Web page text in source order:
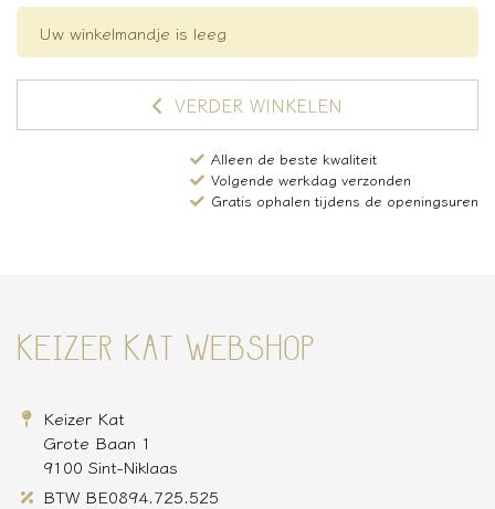
Uw winkelmandje is leeg
VERDER WINKELEN
Alleen de beste kwaliteit
Volgende werkdag verzonden
Gratis ophalen tijdens de openingsuren
KEIZER KAT WEBSHOP
Keizer Kat
Grote Baan 1
9100 Sint-Niklaas
BTW BE0894.725.525